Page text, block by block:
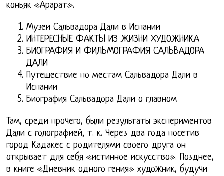
коньяк «Арарат».
Музеи Сальвадора Дали в Испании
ИНТЕРЕСНЫЕ ФАКТЫ ИЗ ЖИЗНИ ХУДОЖНИКА
БИОГРАФИЯ И ФИЛЬМОГРАФИЯ САЛЬВАДОРА
ДАЛИ
Путешествие по местам Сальвадора Дали в
Испании
Биография Сальвадора Дали о главном
Там, среди прочего, были результаты экспериментов
Дали с голографией, т. к. Через два года посетив
город Кадакес с родителями своего друга он
открывает для себя «истинное искусство». Позднее,
в книге «Дневник одного гения» художник, будучи